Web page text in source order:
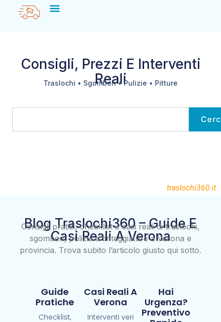
Consigli, Prezzi E Interventi
Reali
Traslochi • Sgomberi • Pulizie • Pitture
traslochi360.it
Blog Traslochi360 – Guide E
Casi Reali A Verona
Consigli pratici, checklist e casi reali di traslochi,
sgomberi, pulizie e tinteggiature a Verona e
provincia. Trova subito l’articolo giusto qui sotto.
Guide
Pratiche
Checklist,
Casi Reali A
Verona
Interventi veri
Hai
Urgenza?
Preventivo